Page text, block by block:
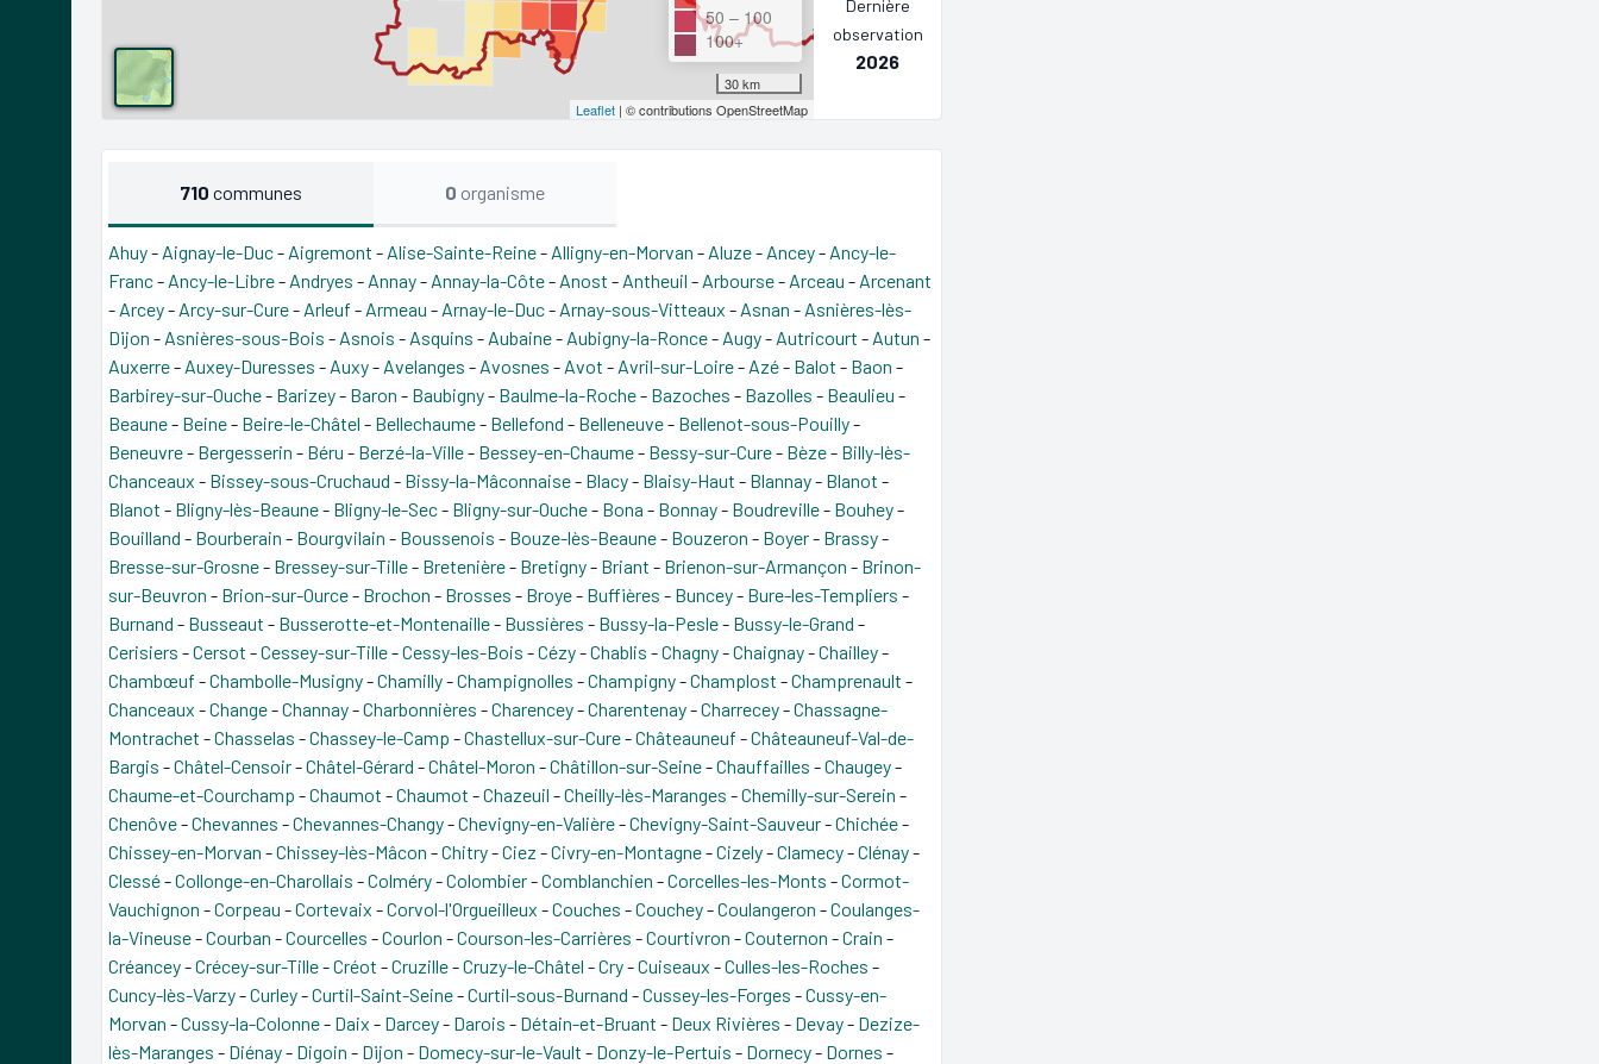
50 – 100
100+
30 km
Leaflet| © contributions OpenStreetMap
Dernière
observation
2026
710 communes 0 organisme
Ahuy- Aignay-le-Duc- Aigremont - Alise-Sainte-Reine- Alligny-en-Morvan - Aluze- Ancey- Ancy-le-
Franc- Ancy-le-Libre- Andryes - Annay- Annay-la-Côte- Anost - Antheuil - Arbourse- Arceau - Arcenant
- Arcey- Arcy-sur-Cure- Arleuf - Armeau - Arnay-le-Duc- Arnay-sous-Vitteaux - Asnan - Asnières-lès-
Dijon - Asnières-sous-Bois - Asnois - Asquins - Aubaine- Aubigny-la-Ronce- Augy- Autricourt - Autun -
Auxerre- Auxey-Duresses - Auxy- Avelanges - Avosnes - Avot - Avril-sur-Loire- Azé- Balot - Baon -
Barbirey-sur-Ouche- Barizey- Baron - Baubigny- Baulme-la-Roche- Bazoches - Bazolles - Beaulieu -
Beaune- Beine- Beire-le-Châtel - Bellechaume- Bellefond - Belleneuve- Bellenot-sous-Pouilly-
Beneuvre- Bergesserin - Béru - Berzé-la-Ville- Bessey-en-Chaume- Bessy-sur-Cure- Bèze- Billy-lès-
Chanceaux - Bissey-sous-Cruchaud - Bissy-la-Mâconnaise- Blacy- Blaisy-Haut - Blannay- Blanot -
Blanot - Bligny-lès-Beaune- Bligny-le-Sec- Bligny-sur-Ouche- Bona - Bonnay- Boudreville- Bouhey-
Bouilland - Bourberain - Bourgvilain - Boussenois - Bouze-lès-Beaune- Bouzeron - Boyer- Brassy-
Bresse-sur-Grosne- Bressey-sur-Tille- Bretenière- Bretigny- Briant - Brienon-sur-Armançon - Brinon-
sur-Beuvron - Brion-sur-Ource- Brochon - Brosses - Broye- Buffières - Buncey- Bure-les-Templiers -
Burnand - Busseaut - Busserotte-et-Montenaille- Bussières - Bussy-la-Pesle- Bussy-le-Grand -
Cerisiers -Cersot -Cessey-sur-Tille-Cessy-les-Bois -Cézy-Chablis -Chagny-Chaignay-Chailley-
Chambœuf -Chambolle-Musigny-Chamilly-Champignolles -Champigny-Champlost -Champrenault -
Chanceaux -Change-Channay-Charbonnières -Charencey-Charentenay-Charrecey-Chassagne-
Montrachet -Chasselas -Chassey-le-Camp -Chastellux-sur-Cure-Châteauneuf -Châteauneuf-Val-de-
Bargis -Châtel-Censoir-Châtel-Gérard -Châtel-Moron -Châtillon-sur-Seine-Chauffailles -Chaugey-
Chaume-et-Courchamp -Chaumot -Chaumot -Chazeuil -Cheilly-lès-Maranges -Chemilly-sur-Serein -
Chenôve-Chevannes -Chevannes-Changy-Chevigny-en-Valière-Chevigny-Saint-Sauveur-Chichée-
Chissey-en-Morvan -Chissey-lès-Mâcon -Chitry-Ciez -Civry-en-Montagne-Cizely-Clamecy-Clénay-
Clessé-Collonge-en-Charollais -Colméry-Colombier-Comblanchien -Corcelles-les-Monts -Cormot-
Vauchignon -Corpeau -Cortevaix -Corvol-l'Orgueilleux -Couches -Couchey-Coulangeron -Coulanges-
la-Vineuse-Courban -Courcelles -Courlon -Courson-les-Carrières -Courtivron -Couternon -Crain -
Créancey-Crécey-sur-Tille-Créot -Cruzille-Cruzy-le-Châtel -Cry-Cuiseaux -Culles-les-Roches -
Cuncy-lès-Varzy-Curley-Curtil-Saint-Seine-Curtil-sous-Burnand -Cussey-les-Forges -Cussy-en-
Morvan -Cussy-la-Colonne- Daix - Darcey- Darois - Détain-et-Bruant - Deux Rivières - Devay- Dezize-
lès-Maranges - Diénay- Digoin - Dijon - Domecy-sur-le-Vault - Donzy-le-Pertuis - Dornecy- Dornes -